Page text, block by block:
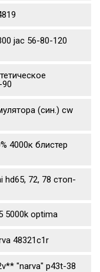
jac 56-80-120
(син.) cw
4000к блистер
hd65, 72, 78 стоп-
5000k optima
48321c1r
"narva" p43t-38